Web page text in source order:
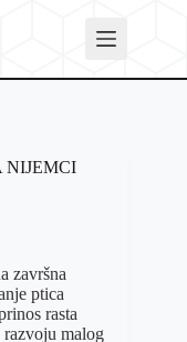
NIJEMCI
završna
ptica
rasta
malog